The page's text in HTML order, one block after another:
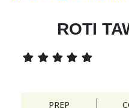
ROTI
PREP